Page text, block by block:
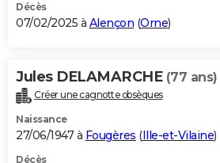
Décès
07/02/2025 à Alençon (Orne)
Jules DELAMARCHE (77 ans)
Créer une cagnotte obsèques
Naissance
27/06/1947 à Fougères (Ille-et-Vilaine)
Décès